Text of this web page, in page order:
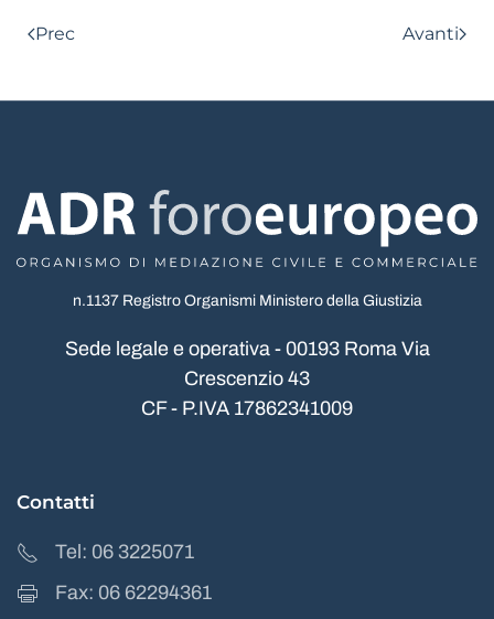
Prec Avanti
n.1137 Registro Organismi Ministero della Giustizia
Sede legale e operativa - 00193 Roma Via
Crescenzio 43
CF - P.IVA 17862341009
Contatti
Tel: 06 3225071
Fax: 06 62294361